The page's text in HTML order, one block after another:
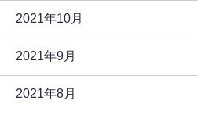
2021年10月
2021年9月
2021年8月